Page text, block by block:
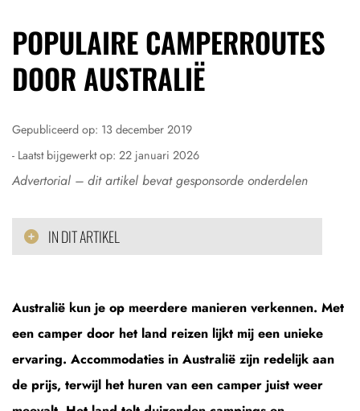
POPULAIRE CAMPERROUTES
DOOR AUSTRALIË
Gepubliceerd op: 13 december 2019
- Laatst bijgewerkt op: 22 januari 2026
Advertorial – dit artikel bevat gesponsorde onderdelen
IN DIT ARTIKEL
Australië kun je op meerdere manieren verkennen. Met
een camper door het land reizen lijkt mij een unieke
ervaring. Accommodaties in Australië zijn redelijk aan
de prijs, terwijl het huren van een camper juist weer